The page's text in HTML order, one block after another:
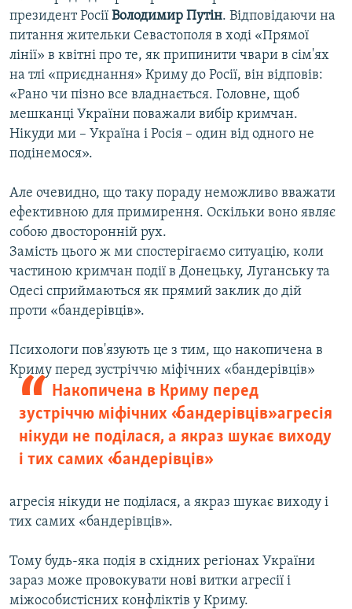
президент Росії Володимир Путін. Відповідаючи на
питання жительки Севастополя в ході «Прямої
лінії» в квітні про те, як припинити чвари в сім'ях
на тлі «приєднання» Криму до Росії, він відповів:
«Рано чи пізно все владнається. Головне, щоб
мешканці України поважали вибір кримчан.
Нікуди ми – Україна і Росія – один від одного не
подінемося».
Але очевидно, що таку пораду неможливо вважати
ефективною для примирення. Оскільки воно являє
собою двосторонній рух.
Замість цього ж ми спостерігаємо ситуацію, коли
частиною кримчан події в Донецьку, Луганську та
Одесі сприймаються як прямий заклик до дій
проти «бандерівців».
Психологи пов'язують це з тим, що накопичена в
Криму перед зустріччю
Накопичена в Криму перед
зустріччю міфічних «бандерівців» агресія
нікуди не поділася, а якраз шукає виходу
і тих самих «бандерівців»
міфічних «бандерівців»
агресія нікуди не поділася, а якраз шукає виходу і
тих самих «бандерівців».
Тому будь-яка подія в східних регіонах України
зараз може провокувати нові витки агресії і
міжособистісних конфліктів у Криму.